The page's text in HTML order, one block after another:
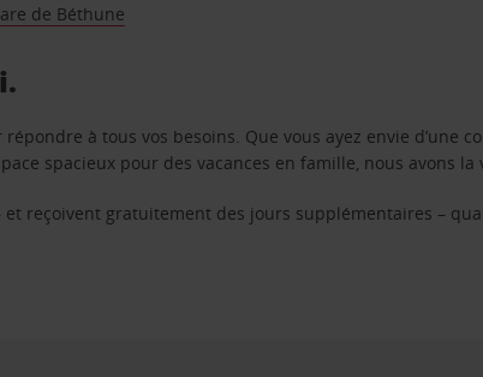
de Béthune
à tous vos besoins. Que vous ayez envie
spacieux pour des vacances en famille, nous avons la
reçoivent gratuitement des jours supplémentaires –